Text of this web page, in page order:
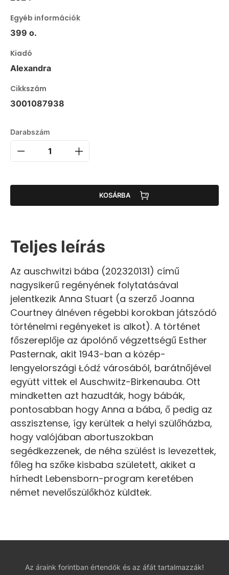
Egyéb információk
399 o.
Kiadó
Alexandra
Cikkszám
3001087938
Darabszám
KOSÁRBA
Teljes leírás
Az auschwitzi bába (202320131) című
nagysikerű regényének folytatásával
jelentkezik Anna Stuart (a szerző Joanna
Courtney álnéven régebbi korokban játszódó
történelmi regényeket is alkot). A történet
főszereplője az ápolónő végzettségű Esther
Pasternak, akit 1943-ban a közép-
lengyelországi Łódź városából, barátnőjével
együtt vittek el Auschwitz-Birkenauba. Ott
mindketten azt hazudták, hogy bábák,
pontosabban hogy Anna a bába, ő pedig az
asszisztense, így kerültek a helyi szülőházba,
hogy valójában abortuszokban
segédkezzenek, de néha szülést is levezettek,
főleg ha szőke kisbaba született, akiket a
hírhedt Lebensborn-program keretében
német nevelőszülőkhöz küldtek.
Az áraink forintban értendők és az áfát tartalmazzák!